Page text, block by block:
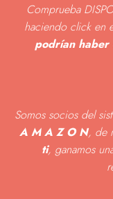
Comprueba
haciendo click en
podrían haber
Somos socios del
A M A Z O N, de
ti, ganamos